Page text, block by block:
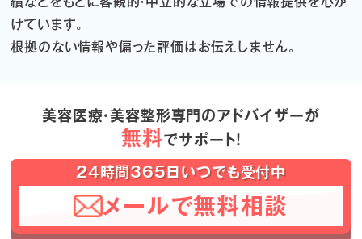
けています。
根拠のない情報や偏った評価はお伝えしません。
美容医療・美容整形専門のアドバイザーが
無料でサポート！
24時間365日いつでも受付中
メールで無料相談